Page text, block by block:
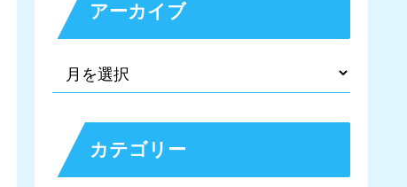
アーカイブ
カテゴリー